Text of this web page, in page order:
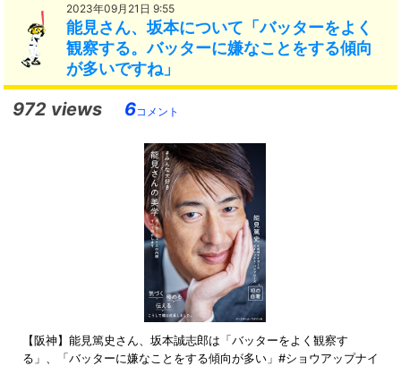
2023年09月21日 9:55
能見さん、坂本について「バッターをよく
観察する。バッターに嫌なことをする傾向
が多いですね」
972 views 6コメント
【阪神】能見篤史さん、坂本誠志郎は「バッターをよく観察す
る」、「バッターに嫌なことをする傾向が多い」#ショウアップナイ